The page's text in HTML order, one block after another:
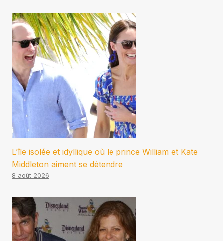
L’île isolée et idyllique où le prince William et Kate
Middleton aiment se détendre
8 août 2026